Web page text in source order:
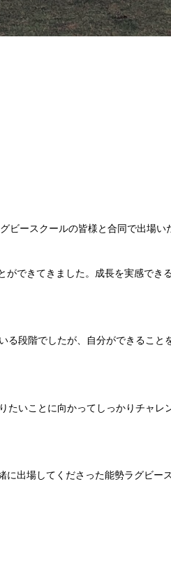
ースクールの皆様と合同で出場い
できてきました。成長を実感でき
る段階でしたが、自分ができること
たいことに向かってしっかりチャレ
出場してくださった能勢ラグビー